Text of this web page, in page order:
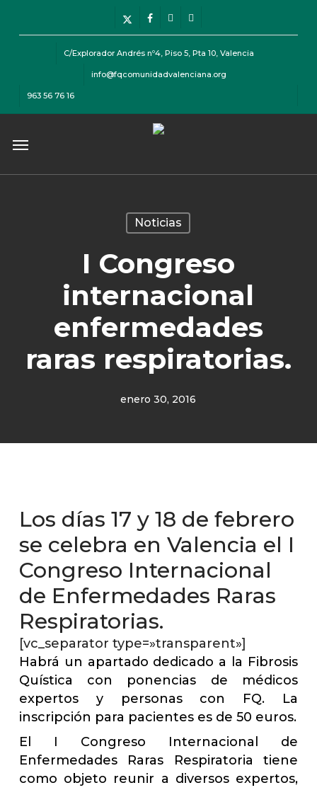
x-
twitter
facebookinstagramtelegram
C/Explorador Andrés nº4, Piso 5, Pta 10, Valencia
info@fqcomunidadvalenciana.org
963 56 76 16
Menu
Noticias
I Congreso
internacional
enfermedades
raras respiratorias.
enero 30, 2016
Los días 17 y 18 de febrero
se celebra en Valencia el I
Congreso Internacional
de Enfermedades Raras
Respiratorias.
[vc_separator type=»transparent»]
Habrá un apartado dedicado a la Fibrosis
Quística con ponencias de médicos
expertos y personas con FQ. La
inscripción para pacientes es de 50 euros.
El I Congreso Internacional de
Enfermedades Raras Respiratoria tiene
como objeto reunir a diversos expertos,